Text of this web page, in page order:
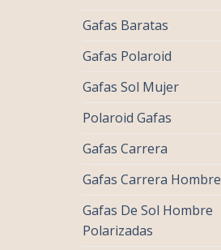
Gafas Baratas
Gafas Polaroid
Gafas Sol Mujer
Polaroid Gafas
Gafas Carrera
Gafas Carrera Hombre
Gafas De Sol Hombre
Polarizadas